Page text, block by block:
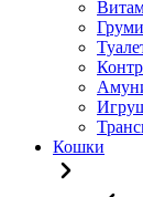
Кошки